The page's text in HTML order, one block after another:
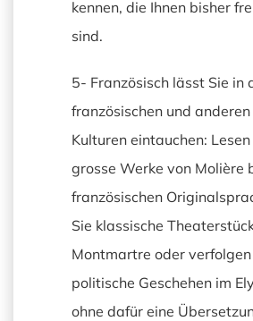
kennen, die Ihnen bisher
sind.
5- Französisch lässt Sie in
französischen und
Kulturen eintauchen:
grosse Werke von Molière
französischen
Sie klassische
Montmartre oder verfolgen
politische Geschehen im
ohne dafür eine